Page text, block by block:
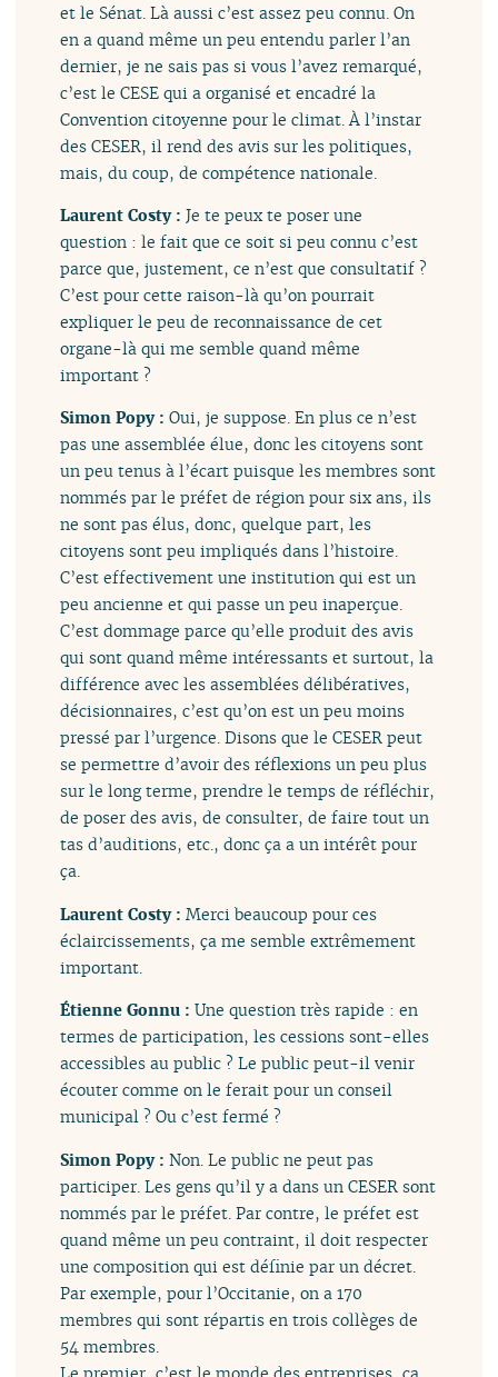
et le Sénat. Là aussi c’est assez peu connu. On
en a quand même un peu entendu parler l’an
dernier, je ne sais pas si vous l’avez remarqué,
c’est le CESE qui a organisé et encadré la
Convention citoyenne pour le climat. À l’instar
des CESER, il rend des avis sur les politiques,
mais, du coup, de compétence nationale.
Laurent Costy :Je te peux te poser une
question : le fait que ce soit si peu connu c’est
parce que, justement, ce n’est que consultatif ?
C’est pour cette raison-là qu’on pourrait
expliquer le peu de reconnaissance de cet
organe-là qui me semble quand même
important ?
Simon Popy :Oui, je suppose. En plus ce n’est
pas une assemblée élue, donc les citoyens sont
un peu tenus à l’écart puisque les membres sont
nommés par le préfet de région pour six ans, ils
ne sont pas élus, donc, quelque part, les
citoyens sont peu impliqués dans l’histoire.
C’est effectivement une institution qui est un
peu ancienne et qui passe un peu inaperçue.
C’est dommage parce qu’elle produit des avis
qui sont quand même intéressants et surtout, la
différence avec les assemblées délibératives,
décisionnaires, c’est qu’on est un peu moins
pressé par l’urgence. Disons que le CESER peut
se permettre d’avoir des réflexions un peu plus
sur le long terme, prendre le temps de réfléchir,
de poser des avis, de consulter, de faire tout un
tas d’auditions, etc., donc ça a un intérêt pour
ça.
Laurent Costy :Merci beaucoup pour ces
éclaircissements, ça me semble extrêmement
important.
Étienne Gonnu :Une question très rapide : en
termes de participation, les cessions sont-elles
accessibles au public ? Le public peut-il venir
écouter comme on le ferait pour un conseil
municipal ? Ou c’est fermé ?
Simon Popy :Non. Le public ne peut pas
participer. Les gens qu’il y a dans un CESER sont
nommés par le préfet. Par contre, le préfet est
quand même un peu contraint, il doit respecter
une composition qui est définie par un décret.
Par exemple, pour l’Occitanie, on a 170
membres qui sont répartis en trois collèges de
54 membres.
Le premier, c’est le monde des entreprises, ça